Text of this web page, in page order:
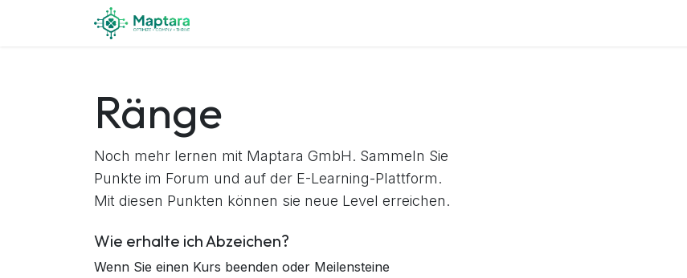
Zum Inhalt springen
Ränge
Noch mehr lernen mit Maptara GmbH. Sammeln Sie
Punkte im Forum und auf der E-Learning-Plattform.
Mit diesen Punkten können sie neue Level erreichen.
Wie erhalte ich Abzeichen?
Wenn Sie einen Kurs beenden oder Meilensteine